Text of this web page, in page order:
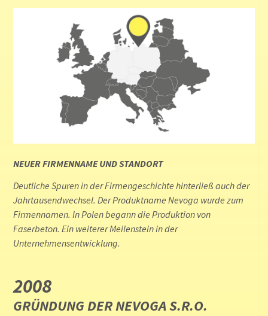
NEUER FIRMENNAME UND STANDORT
Deutliche Spuren in der Firmengeschichte hinterließ auch der
Jahrtausendwechsel. Der Produktname Nevoga wurde zum
Firmennamen. In Polen begann die Produktion von
Faserbeton. Ein weiterer Meilenstein in der
Unternehmensentwicklung.
2008
GRÜNDUNG DER NEVOGA S.R.O.